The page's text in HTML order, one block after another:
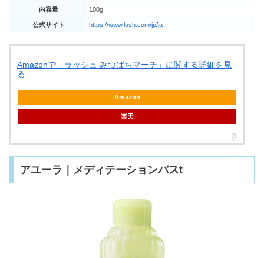
内容量 100g
公式サイト https://www.lush.com/jp/ja
Amazonで「ラッシュ みつばちマーチ」に関する詳細を見
る
Amazon
楽天
アユーラ｜メディテーションバスt